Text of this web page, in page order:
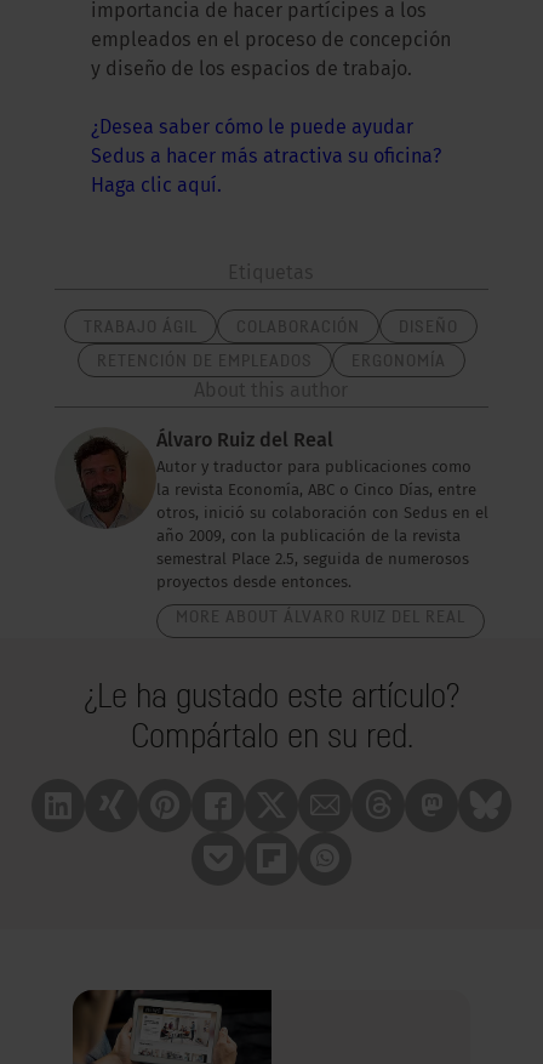
importancia de hacer partícipes a los
empleados en el proceso de concepción
y diseño de los espacios de trabajo.
¿Desea saber cómo le puede ayudar
Sedus a hacer más atractiva su oficina?
Haga clic aquí.
Álvaro Ruiz del Real
Autor y traductor para publicaciones como
la revista Economía, ABC o Cinco Días, entre
otros, inició su colaboración con Sedus en el
año 2009, con la publicación de la revista
semestral Place 2.5, seguida de numerosos
proyectos desde entonces.
¿Le ha gustado este artículo?
Compártalo en su red.